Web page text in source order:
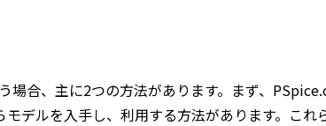
合、主に2つの方法があります。まず、
デルを入手し、利用する方法があります。こ